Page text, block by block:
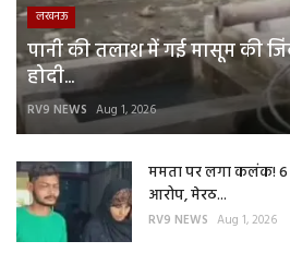
लखनऊ
पानी की तलाश में गई मासूम की
होदी...
RV9 NEWS Aug 1, 2026
ममता पर लगा कलंक! 6
आरोप, मेरठ...
RV9 NEWS Aug 1, 2026